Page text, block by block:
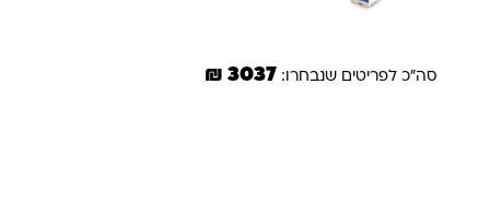
סה"כ לפריטים שנבחרו: 3037 ₪